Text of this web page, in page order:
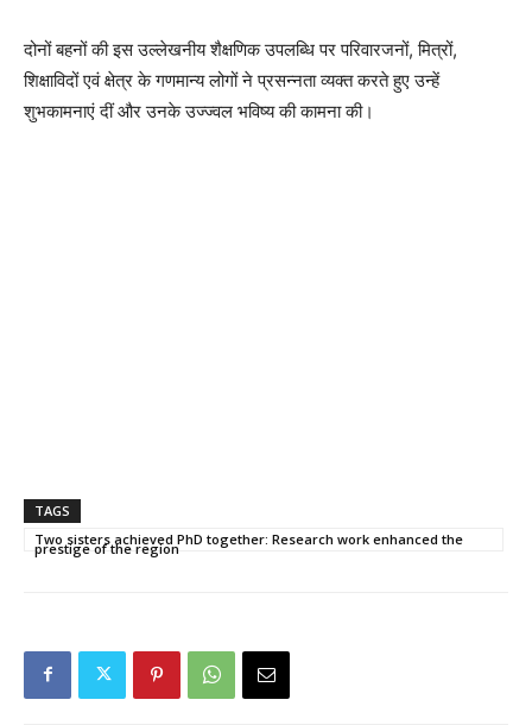
दोनों बहनों की इस उल्लेखनीय शैक्षणिक उपलब्धि पर परिवारजनों, मित्रों,
शिक्षाविदों एवं क्षेत्र के गणमान्य लोगों ने प्रसन्नता व्यक्त करते हुए उन्हें
शुभकामनाएं दीं और उनके उज्ज्वल भविष्य की कामना की।
TAGS
Two sisters achieved PhD together: Research work enhanced the
prestige of the region